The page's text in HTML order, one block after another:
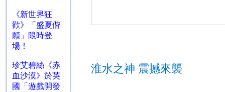
《新世界狂
歡》「盛夏偕
願」限時登
場！
珍艾碧絲《赤
血沙漠》於英
國「遊戲開發
淮水之神 震撼來襲